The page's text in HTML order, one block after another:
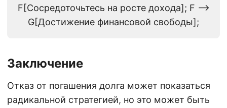
F[Сосредоточьтесь на росте дохода]; F -->
G[Достижение финансовой свободы];
Заключение
Отказ от погашения долга может показаться
радикальной стратегией, но это может быть